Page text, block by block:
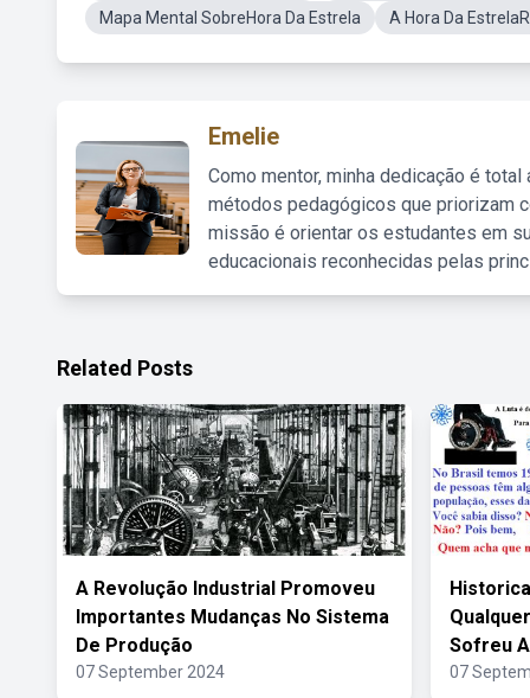
Mapa Mental SobreHora Da Estrela
A Hora Da
Emelie
Como mentor, minha dedicação é
métodos pedagógicos que priorizam
missão é orientar os estudantes em
educacionais reconhecidas pelas
Related Posts
A Revolução Industrial Promoveu
Importantes Mudanças No Sistema
De Produção
07 September 2024
Sofreu
07